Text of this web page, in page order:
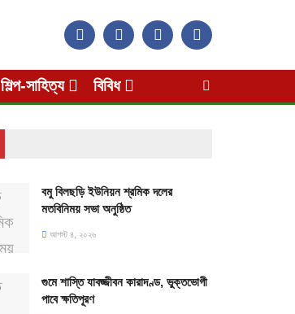
শিল্প-সাহিত্য বিবিধ
বমু বিলছড়ি ইউনিয়ন শ্রমিক দলের
মতবিনিময় সভা অনুষ্ঠিত
আগস্ট ৪, ২০২৬
গুমে শাস্তি যাবজ্জীবন কারাদণ্ড, ভুক্তভোগী
পাবে ক্ষতিপূরণ